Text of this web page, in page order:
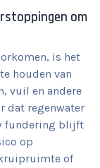
om
is het
houden van
vuil en andere
dat regenwater
fundering blijft
op
of